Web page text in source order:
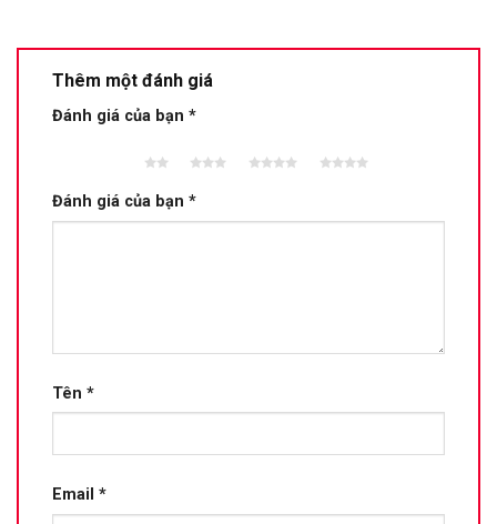
Thêm một đánh giá
Đánh giá của bạn *
5 sao
sao
sao
sao
Đánh giá của bạn *
Tên *
Email *